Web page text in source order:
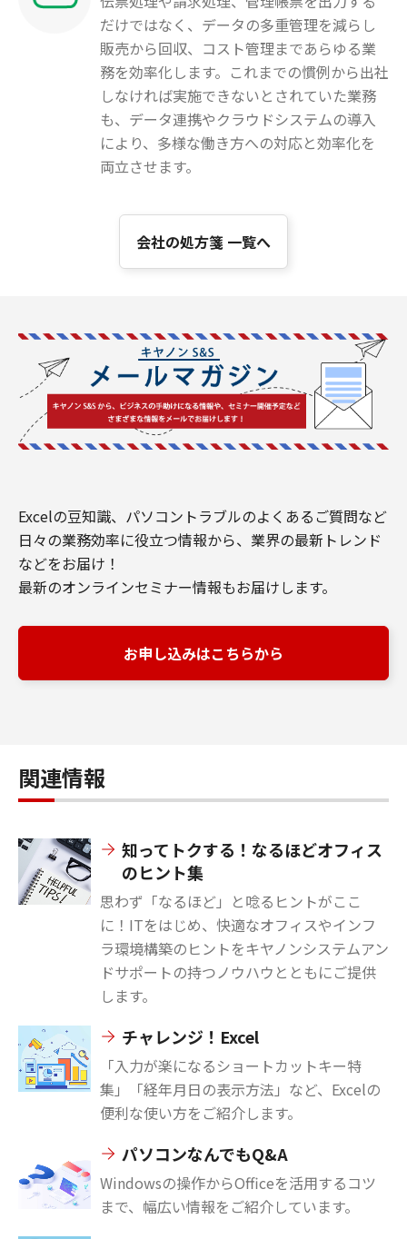
だけではなく、データの多重管理を減らし
販売から回収、コスト管理まであらゆる業
務を効率化します。これまでの慣例から出社
しなければ実施できないとされていた業務
も、データ連携やクラウドシステムの導入
により、多様な働き方への対応と効率化を
両立させます。
会社の処方箋 一覧へ
Excelの豆知識、パソコントラブルのよくあるご質問など
日々の業務効率に役立つ情報から、業界の最新トレンド
などをお届け！
最新のオンラインセミナー情報もお届けします。
お申し込みはこちらから
関連情報
知ってトクする！なるほどオフィス
のヒント集
思わず「なるほど」と唸るヒントがここ
に！ITをはじめ、快適なオフィスやインフ
ラ環境構築のヒントをキヤノンシステムアン
ドサポートの持つノウハウとともにご提供
します。
チャレンジ！Excel
「入力が楽になるショートカットキー特
集」「経年月日の表示方法」など、Excelの
便利な使い方をご紹介します。
パソコンなんでもQ&A
Windowsの操作からOfficeを活用するコツ
まで、幅広い情報をご紹介しています。